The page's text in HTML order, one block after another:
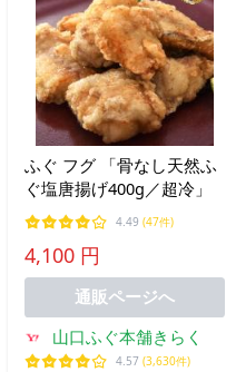
ふぐ フグ 「骨なし天然ふ
ぐ塩唐揚げ400g／超冷」
4.49 (47件)
4,100 円
通販ページへ
山口ふぐ本舗きらく
4.57 (3,630件)